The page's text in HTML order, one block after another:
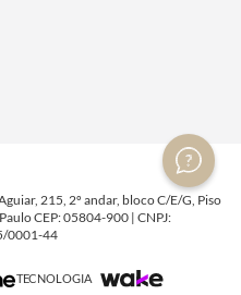
215, 2º andar, bloco C/E/G, Piso
CEP: 05804-900 | CNPJ:
0001-44
TECNOLOGIA